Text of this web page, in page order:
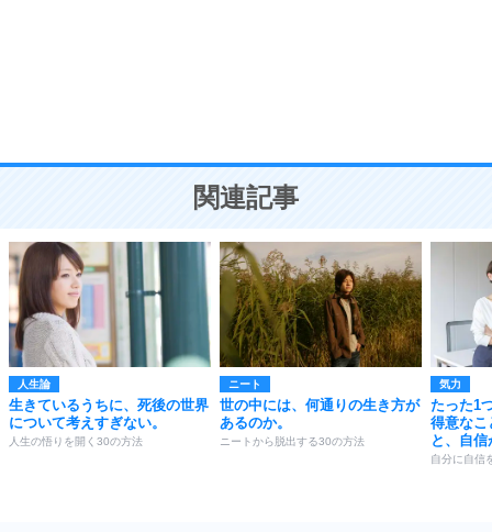
ことが大切。
関連記事
人生論
生きているうちに、死後の世界
について考えすぎない。
人生の悟りを開く30の方法
ニート
世の中には、何通りの生き方が
あるのか。
ニートから脱出する30の方法
気力
たった1
得意なこ
と、自
自分に自信